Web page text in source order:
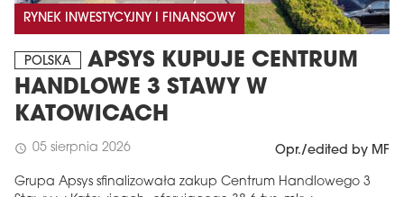
RYNEK INWESTYCYJNY I FINANSOWY
POLSKA
APSYS KUPUJE CENTRUM
HANDLOWE 3 STAWY W
KATOWICACH
schedule 05 sierpnia 2026 Opr./edited by MF
Grupa Apsys sfinalizowała zakup Centrum Handlowego 3